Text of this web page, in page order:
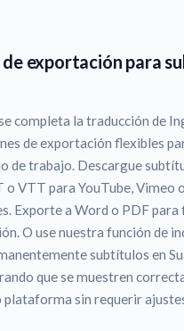
de exportación para
completa la traducción de
de exportación flexibles
de trabajo. Descargue
o VTT para YouTube, Vimeo
Exporte a Word o PDF para
O use nuestra función de
subtítulos en
que se muestren
sin requerir